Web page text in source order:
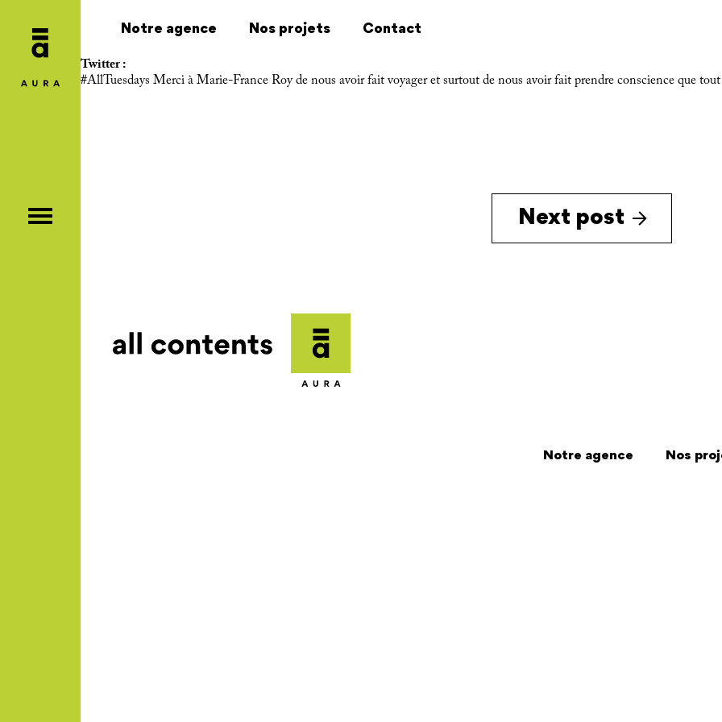
Notre agence Nos projets Contact
Twitter :
#AllTuesdays Merci à Marie-France Roy de nous avoir fait voyager et surtout de nous avoir fait prendre conscience que tout
Next post
Notre agence Nos